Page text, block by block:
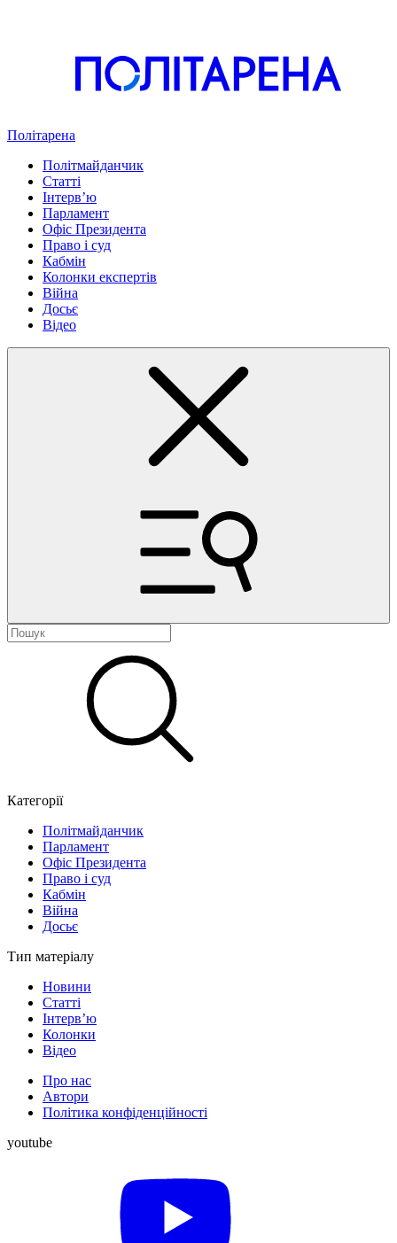
Політарена
Політмайданчик
Статті
Інтервʼю
Парламент
Офіс Президента
Право і суд
Кабмін
Колонки експертів
Війна
Досьє
Відео
Категорії
Політмайданчик
Парламент
Офіс Президента
Право і суд
Кабмін
Війна
Досьє
Тип матеріалу
Новини
Статті
Інтерв’ю
Колонки
Відео
Про нас
Автори
Політика конфіденційності
youtube